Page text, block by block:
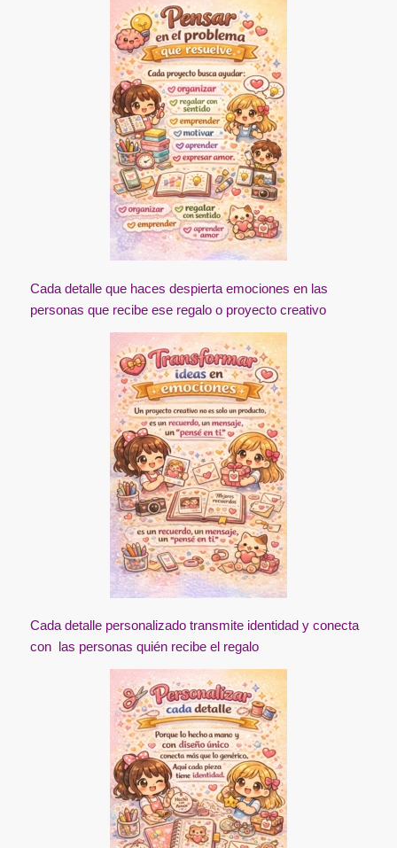
Cada detalle que haces despierta emociones en las
personas que recibe ese regalo o proyecto creativo
Cada detalle personalizado transmite identidad y conecta
con las personas quién recibe el regalo